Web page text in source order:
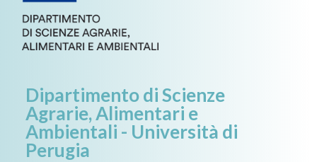
Dipartimento di Scienze
Agrarie, Alimentari e
Ambientali - Università di
Perugia